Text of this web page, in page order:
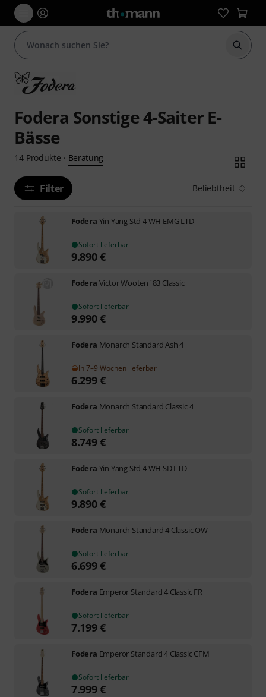
Suche
Fodera Sonstige 4-Saiter E-
Bässe
14 Produkte · Beratung
Filter Beliebtheit
Fodera Yin Yang Std 4 WH EMG LTD
Sofort lieferbar
9.890€
Fodera Victor Wooten ´83 Classic
Sofort lieferbar
9.990€
Fodera Monarch Standard Ash 4
In 7–9 Wochen lieferbar
6.299€
Fodera Monarch Standard Classic 4
Sofort lieferbar
8.749€
Fodera Yin Yang Std 4 WH SD LTD
Sofort lieferbar
9.890€
Fodera Monarch Standard 4 Classic OW
Sofort lieferbar
6.699€
Fodera Emperor Standard 4 Classic FR
Sofort lieferbar
7.199€
Fodera Emperor Standard 4 Classic CFM
Sofort lieferbar
7.999€